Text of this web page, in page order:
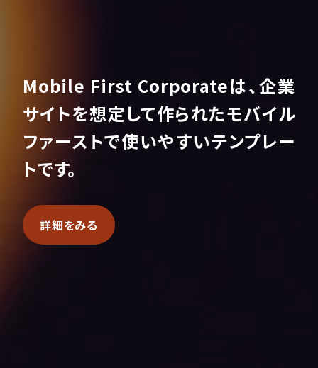
Mobile First Corporateは、企業
サイトを想定して作られたモバイル
ファーストで使いやすいテンプレー
トです。
詳細をみる